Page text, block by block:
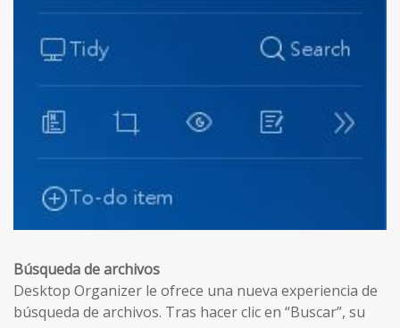
Búsqueda de archivos
Desktop Organizer le ofrece una nueva experiencia de
búsqueda de archivos. Tras hacer clic en “Buscar”, su